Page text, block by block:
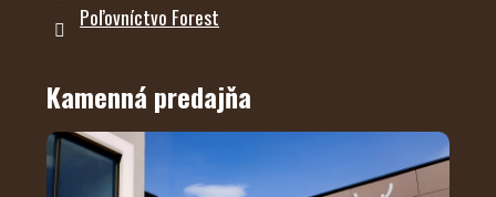
Poľovníctvo Forest
Kamenná predajňa